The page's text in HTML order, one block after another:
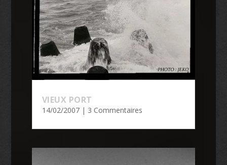
VIEUX PORT
14/02/2007| 3 Commentaires